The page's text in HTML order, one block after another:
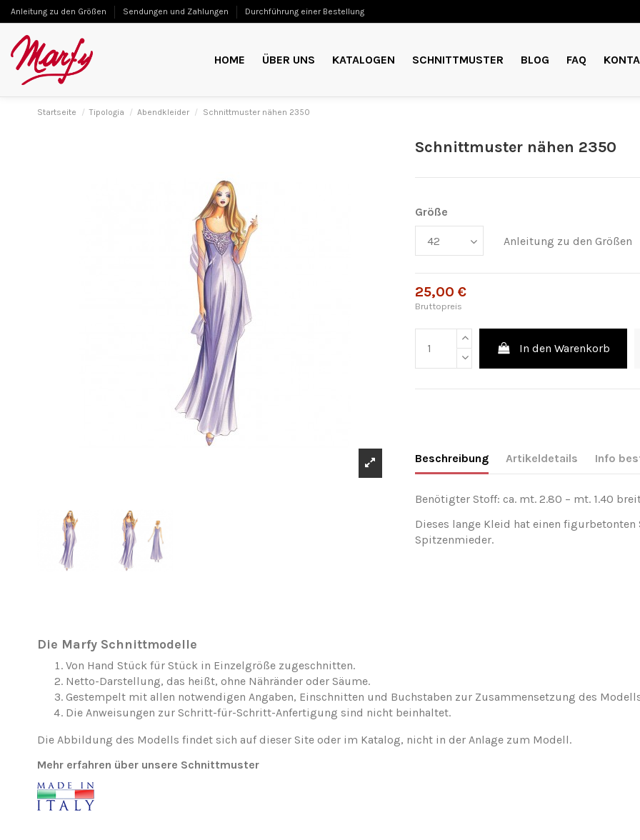
Anleitung zu den Größen Sendungen und Zahlungen Durchführung einer Bestellung
HOME ÜBER UNS KATALOGEN SCHNITTMUSTER BLOG FAQ
Startseite Tipologia Abendkleider Schnittmuster nähen 2350
Schnittmuster nähen 2350
Größe
Anleitung zu den Größen
25,00 €
Bruttopreis
In den Warenkorb
Beschreibung Artikeldetails Info
Benötigter Stoff: ca. mt. 2.80 – mt. 1.40
Dieses lange Kleid hat einen
Spitzenmieder.
Die Marfy Schnittmodelle
Von Hand Stück für Stück in Einzelgröße zugeschnitten.
Netto-Darstellung, das heißt, ohne Nähränder oder Säume.
Gestempelt mit allen notwendigen Angaben, Einschnitten und Buchstaben zur Zusammensetzung des
Die Anweisungen zur Schritt-für-Schritt-Anfertigung sind nicht beinhaltet.
Die Abbildung des Modells findet sich auf dieser Site oder im Katalog, nicht in der Anlage zum Modell.
Mehr erfahren über unsere Schnittmuster